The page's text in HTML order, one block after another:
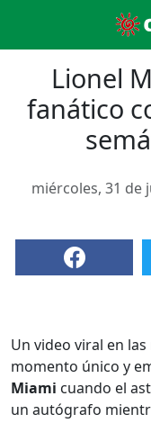
Lionel
fanático
miércoles, 31 de
Un video viral en las
momento único y
Miami cuando el
un autógrafo